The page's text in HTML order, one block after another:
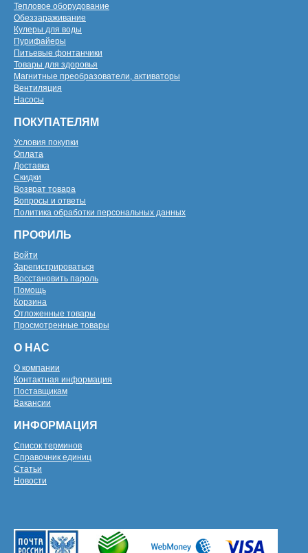
Тепловое оборудование
Обеззараживание
Кулеры для воды
Пурифайеры
Питьевые фонтанчики
Товары для здоровья
Магнитные преобразователи, активаторы
Вентиляция
Насосы
ПОКУПАТЕЛЯМ
Условия покупки
Оплата
Доставка
Скидки
Возврат товара
Вопросы и ответы
Политика обработки персональных данных
ПРОФИЛЬ
Войти
Зарегистрироваться
Восстановить пароль
Помощь
Корзина
Отложенные товары
Просмотренные товары
О НАС
О компании
Контактная информация
Поставщикам
Вакансии
ИНФОРМАЦИЯ
Список терминов
Справочник единиц
Статьи
Новости